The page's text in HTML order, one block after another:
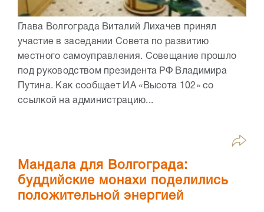
Глава Волгограда Виталий Лихачев принял
участие в заседании Совета по развитию
местного самоуправления. Совещание прошло
под руководством президента РФ Владимира
Путина. Как сообщает ИА «Высота 102» со
ссылкой на администрацию...
Мандала для Волгограда:
буддийские монахи поделились
положительной энергией